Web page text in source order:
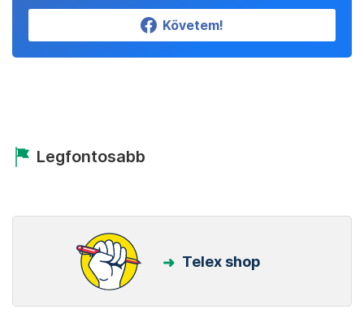
Követem!
Legfontosabb
Telex shop